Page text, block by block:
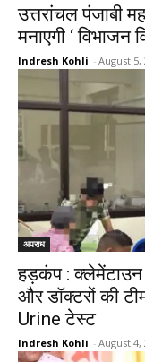
उत्तरांचल पंजाबी
मनाएगी ‘ विभाजन
Indresh Kohli - August 5,
अपराध
हड़कंप :
और डॉक्टरों की
Urine टेस्ट
Indresh Kohli - August 4,